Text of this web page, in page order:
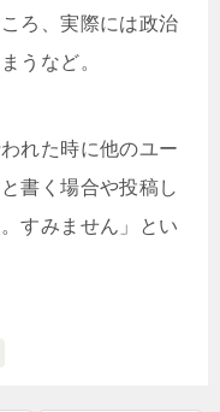
ろ、実際には政治
うなど。
れた時に他のユー
書く場合や投稿し
すみません」とい